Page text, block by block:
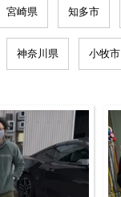
宮崎県 知多市
神奈川県 小牧市